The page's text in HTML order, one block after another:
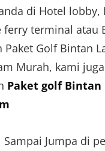
di Hotel lobby,
ferry terminal atau
Paket Golf Bintan
Murah, kami juga
Paket golf Bintan
Sampai Jumpa di